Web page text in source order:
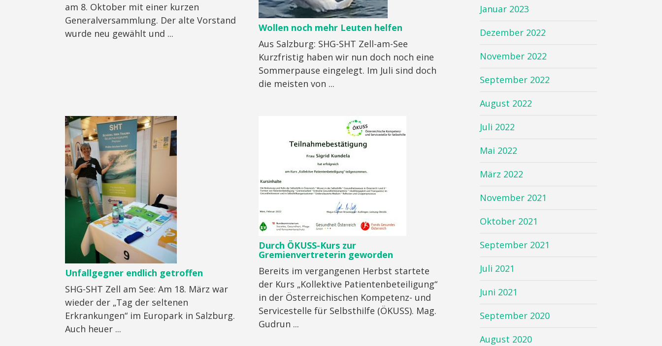
am 8. Oktober mit einer kurzen
Generalversammlung. Der alte Vorstand
wurde neu gewählt und ...
Wollen noch mehr Leuten helfen
Aus Salzburg: SHG-SHT Zell-am-See
Kurzfristig haben wir nun doch noch eine
Sommerpause eingelegt. Im Juli sind doch
die meisten von ...
Unfallgegner endlich getroffen
SHG-SHT Zell am See: Am 18. März war
wieder der „Tag der seltenen
Erkrankungen“ im Europark in Salzburg.
Auch heuer ...
Durch ÖKUSS-Kurs zur
Gremienvertreterin geworden
Bereits im vergangenen Herbst startete
der Kurs „Kollektive Patientenbeteiligung“
in der Österreichischen Kompetenz- und
Servicestelle für Selbsthilfe (ÖKUSS). Mag.
Gudrun ...
Januar 2023
Dezember 2022
November 2022
September 2022
August 2022
Juli 2022
Mai 2022
März 2022
November 2021
Oktober 2021
September 2021
Juli 2021
Juni 2021
September 2020
August 2020